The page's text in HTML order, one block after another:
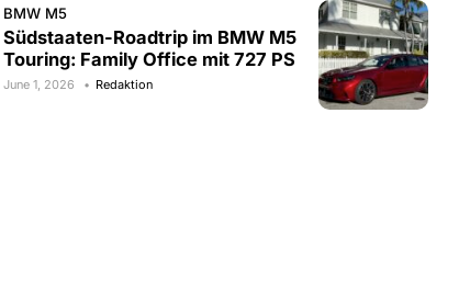
BMW M5
Südstaaten-Roadtrip im BMW M5
Touring: Family Office mit 727 PS
June 1, 2026 Redaktion